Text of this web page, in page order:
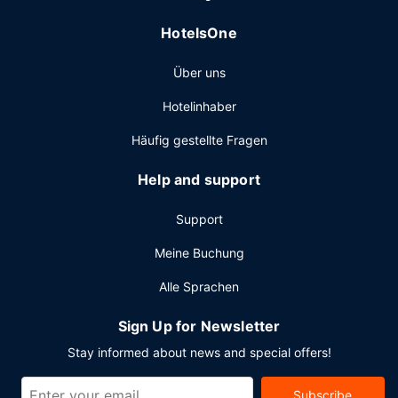
HotelsOne
Über uns
Hotelinhaber
Häufig gestellte Fragen
Help and support
Support
Meine Buchung
Alle Sprachen
Sign Up for Newsletter
Stay informed about news and special offers!
Subscribe